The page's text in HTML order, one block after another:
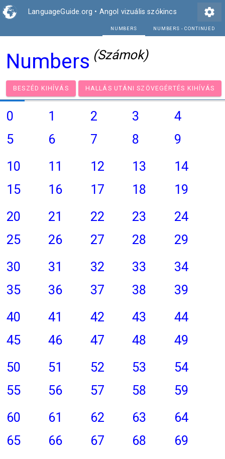
LanguageGuide.org • Angol vizuális szókincs settings
Numbers (Számok)
BESZÉD KIHÍVÁS HALLÁS UTÁNI SZÖVEGÉRTÉS
0 1 2 3
4
5
6 7 8
9
10
11 12 13
14
15
16 17 18
19
20
21 22 23
24
25
26 27 28
29
30
31 32 33
34
35
36 37 38
39
40
41 42 43
44
45
46 47 48
49
50
51 52 53
54
55
56 57 58
59
60
61 62 63
64
65
66 67 68
69